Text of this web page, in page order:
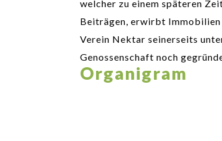
welcher zu einem späteren
Beiträgen, erwirbt
Verein Nektar seinerseits
Genossenschaft noch
Organigram